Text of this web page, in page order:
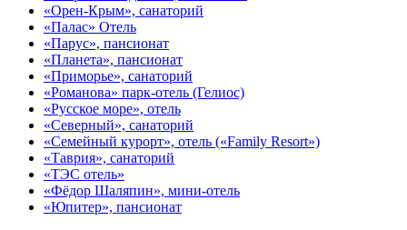
«Орен-Крым», санаторий
«Палас» Отель
«Парус», пансионат
«Планета», пансионат
«Приморье», санаторий
«Романова» парк-отель (Гелиос)
«Русское море», отель
«Северный», санаторий
«Семейный курорт», отель («Family Resort»)
«Таврия», санаторий
«ТЭС отель»
«Фёдор Шаляпин», мини-отель
«Юпитер», пансионат